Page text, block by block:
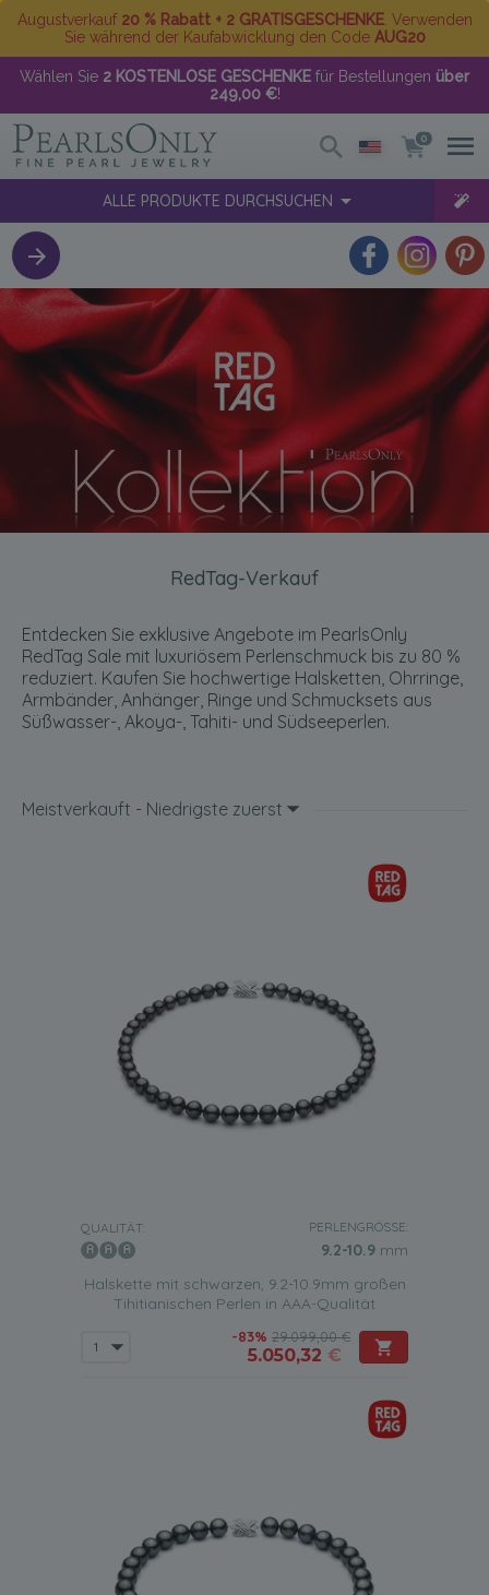
Augustverkauf 20 % Rabatt + 2 GRATISGESCHENKE. Verwenden
Sie während der Kaufabwicklung den Code AUG20
Wählen Sie 2 KOSTENLOSE GESCHENKE für Bestellungen über
249,00 €!
0
ALLE PRODUKTE DURCHSUCHEN
RedTag-Verkauf
Entdecken Sie exklusive Angebote im PearlsOnly
RedTag Sale mit luxuriösem Perlenschmuck bis zu 80 %
reduziert. Kaufen Sie hochwertige Halsketten, Ohrringe,
Armbänder, Anhänger, Ringe und Schmucksets aus
Süßwasser-, Akoya-, Tahiti- und Südseeperlen.
Meistverkauft - Niedrigste zuerst
QUALITÄT: PERLENGRÖSSE:
9.2-10.9 mm
Halskette mit schwarzen, 9.2-10.9mm großen
Tihitianischen Perlen in AAA-Qualität
-83% 29.099,00 €
5.050,32 €